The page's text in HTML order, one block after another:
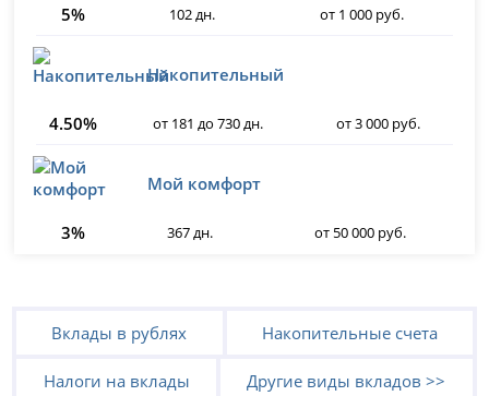
5% 102 дн. от 1 000 руб.
Накопительный
4.50% от 181 до 730 дн. от 3 000 руб.
Мой комфорт
3% 367 дн. от 50 000 руб.
Вклады в рублях Накопительные счета
Налоги на вклады Другие виды вкладов >>